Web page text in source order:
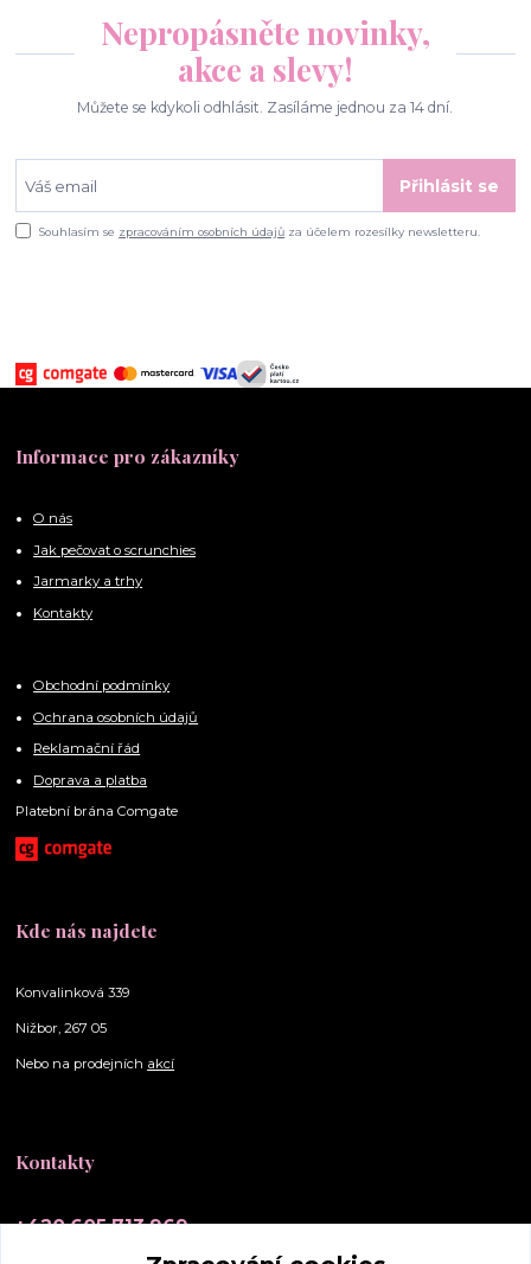
Nepropásněte novinky,
akce a slevy!
Můžete se kdykoli odhlásit. Zasíláme jednou za 14 dní.
Přihlásit se
Souhlasím se zpracováním osobních údajů za účelem rozesílky newsletteru.
Informace pro zákazníky
O nás
Jak pečovat o scrunchies
Jarmarky a trhy
Kontakty
Obchodní podmínky
Ochrana osobních údajů
Reklamační řád
Doprava a platba
Platební brána Comgate
Kde nás najdete
Konvalinková 339
Nižbor, 267 05
Nebo na prodejních akcí
Kontakty
+420 605 713 969